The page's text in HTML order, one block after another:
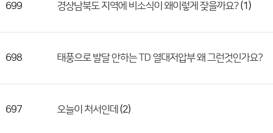
699 경상남북도 지역에 비소식이 왜이렇게 잦을까요? (1)
698 태풍으로 발달 안하는 TD 열대저압부 왜 그런것인가요?
697 오늘이 처서인데 (2)